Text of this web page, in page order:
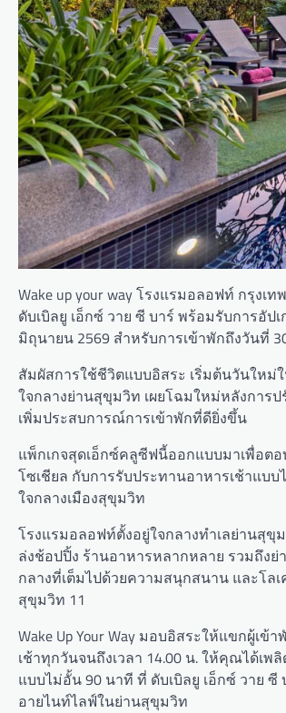
Wake up your way โรงแรมอลอฟท์ กรุง
ดับเบิลยู เอ็กซ์ วาย ซี บาร์ พร้อมรับการอั
มิถุนายน 2569 สำหรับการเข้าพักถึงวันที่
สัมผัสการใช้ชีวิตแบบอิสระ เริ่มต้นวันให
ใจกลางย่านสุขุมวิท เผยโฉมใหม่หลังการ
เพิ่มประสบการณ์การเข้าพักที่ดียิ่งขึ้น
แพ็กเกจสุดเอ็กซ์คลูซีฟนี้ออกแบบมาเพื่อต
โซเชียล กับการรับประทานอาหารเช้าแบ
ใจกลางเมืองสุขุมวิท
โรงแรมอลอฟท์ตั้งอยู่ใจกลางทำเลย่านสุ
ล่งช้อปปิ้ง ร้านอาหารหลากหลาย รวมถึง
กลางที่เต็มไปด้วยความสนุกสนาน และโล
สุขุมวิท 11
Wake Up Your Way มอบอิสระให้แขกผู้เ
เช้าทุกวันจนถึงเวลา 14.00 น. ให้คุณได้เ
แบบไม่อั้น 90 นาที ที่ ดับเบิลยู เอ็กซ์ วาย
อายไนท์ไลฟ์ในย่านสุขุมวิท